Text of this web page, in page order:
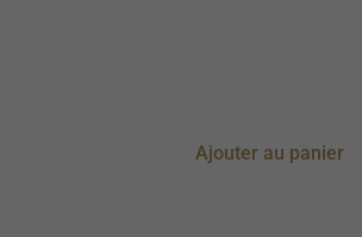
Ajouter au panier